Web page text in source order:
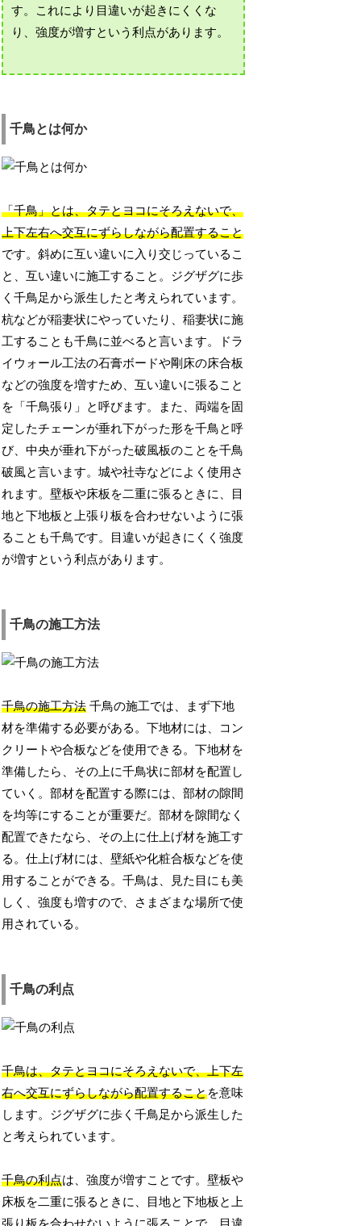
す。これにより目違いが起きにくくな
り、強度が増すという利点があります。
千鳥とは何か
「千鳥」とは、タテとヨコにそろえないで、
上下左右へ交互にずらしながら配置すること
です。斜めに互い違いに入り交じっているこ
と、互い違いに施工すること。ジグザグに歩
く千鳥足から派生したと考えられています。
杭などが稲妻状にやっていたり、稲妻状に施
工することも千鳥に並べると言います。ドラ
イウォール工法の石膏ボードや剛床の床合板
などの強度を増すため、互い違いに張ること
を「千鳥張り」と呼びます。また、両端を固
定したチェーンが垂れ下がった形を千鳥と呼
び、中央が垂れ下がった破風板のことを千鳥
破風と言います。城や社寺などによく使用さ
れます。壁板や床板を二重に張るときに、目
地と下地板と上張り板を合わせないように張
ることも千鳥です。目違いが起きにくく強度
が増すという利点があります。
千鳥の施工方法
千鳥の施工方法 千鳥の施工では、まず下地
材を準備する必要がある。下地材には、コン
クリートや合板などを使用できる。下地材を
準備したら、その上に千鳥状に部材を配置し
ていく。部材を配置する際には、部材の隙間
を均等にすることが重要だ。部材を隙間なく
配置できたなら、その上に仕上げ材を施工す
る。仕上げ材には、壁紙や化粧合板などを使
用することができる。千鳥は、見た目にも美
しく、強度も増すので、さまざまな場所で使
用されている。
千鳥の利点
千鳥は、タテとヨコにそろえないで、上下左
右へ交互にずらしながら配置することを意味
します。ジグザグに歩く千鳥足から派生した
と考えられています。
千鳥の利点は、強度が増すことです。壁板や
床板を二重に張るときに、目地と下地板と上